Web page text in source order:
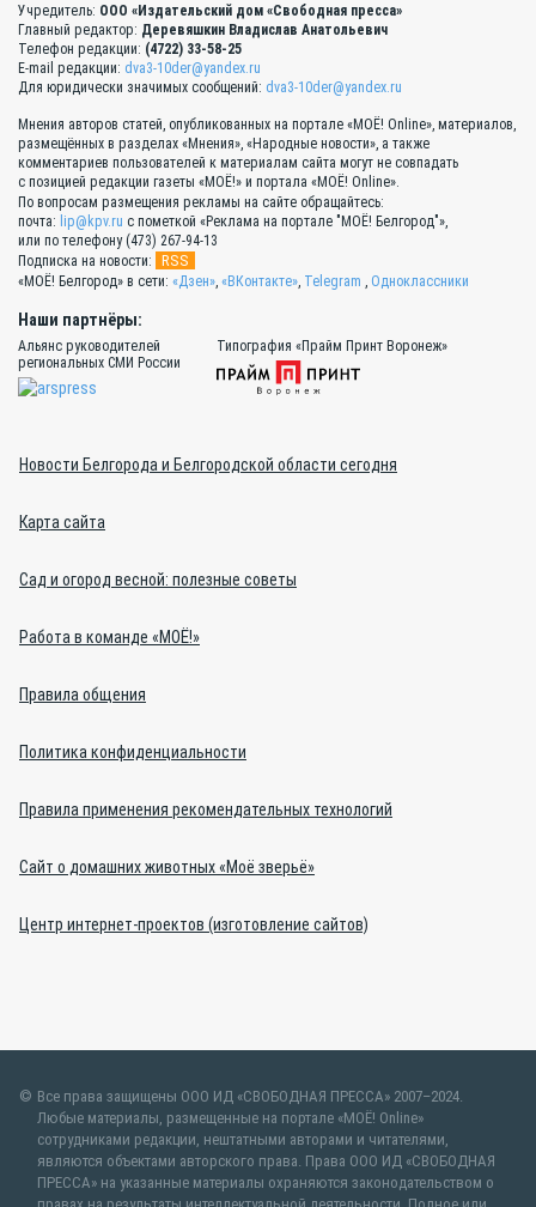
Учредитель: ООО «Издательский дом «Свободная пресса»
Главный редактор: Деревяшкин Владислав Анатольевич
Телефон редакции: (4722) 33-58-25
E-mail редакции: dva3-10der@yandex.ru
Для юридически значимых сообщений: dva3-10der@yandex.ru
Мнения авторов статей, опубликованных на портале «МОЁ! Online», материалов,
размещённых в разделах «Мнения», «Народные новости», а также
комментариев пользователей к материалам сайта могут не совпадать
с позицией редакции газеты «МОЁ!» и портала «МОЁ! Online».
По вопросам размещения рекламы на сайте обращайтесь:
почта: lip@kpv.ru с пометкой «Реклама на портале "МОЁ! Белгород"»,
или по телефону (473) 267-94-13
Подписка на новости:
RSS
«МОЁ! Белгород» в сети: «Дзен», «ВКонтакте», Telegram , Одноклассники
Наши партнёры:
Альянс руководителей
региональных СМИ России
Типография «Прайм Принт Воронеж»
Новости Белгорода и Белгородской области сегодня
Карта сайта
Сад и огород весной: полезные советы
Работа в команде «МОЁ!»
Правила общения
Политика конфиденциальности
Правила применения рекомендательных технологий
Сайт о домашних животных «Моё зверьё»
Центр интернет-проектов (изготовление сайтов)
Все права защищены ООО ИД «СВОБОДНАЯ ПРЕССА» 2007–2024.
Любые материалы, размещенные на портале «МОЁ! Online»
сотрудниками редакции, нештатными авторами и читателями,
являются объектами авторского права. Права ООО ИД «СВОБОДНАЯ
ПРЕССА» на указанные материалы охраняются законодательством о